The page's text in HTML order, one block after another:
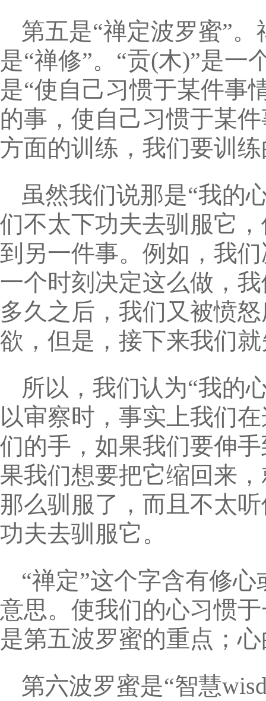
第五是“禅定波罗蜜”
是“禅修”。“贡(木)”是一
是“使自己习惯于某件事
的事，使自己习惯于某
方面的训练，我们要训
虽然我们说那是“我的
们不太下功夫去驯服它
到另一件事。例如，我
一个时刻决定这么做，
多久之后，我们又被愤
欲，但是，接下来我们
所以，我们认为“我的
以审察时，事实上我们
们的手，如果我们要伸
果我们想要把它缩回来
那么驯服了，而且不太
功夫去驯服它。
“禅定”这个字含有修
意思。使我们的心习惯
是第五波罗蜜的重点；
第六波罗蜜是“智慧